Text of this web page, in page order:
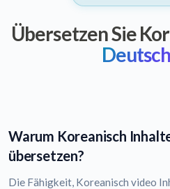
Übersetzen Sie
Warum Koreanisch
übersetzen?
Die Fähigkeit, Koreanisch video